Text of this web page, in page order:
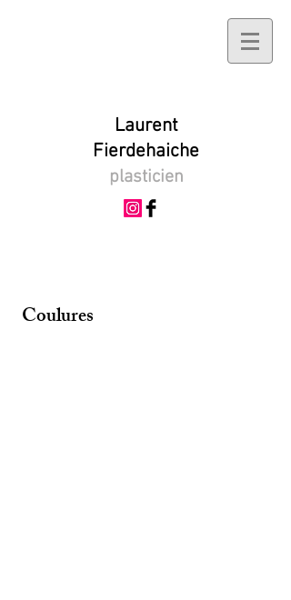
Laurent
Fierdehaiche
plasticien
Coulures